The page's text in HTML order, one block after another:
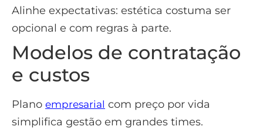
Alinhe expectativas: estética costuma ser
opcional e com regras à parte.
Modelos de contratação
e custos
Plano empresarial com preço por vida
simplifica gestão em grandes times.